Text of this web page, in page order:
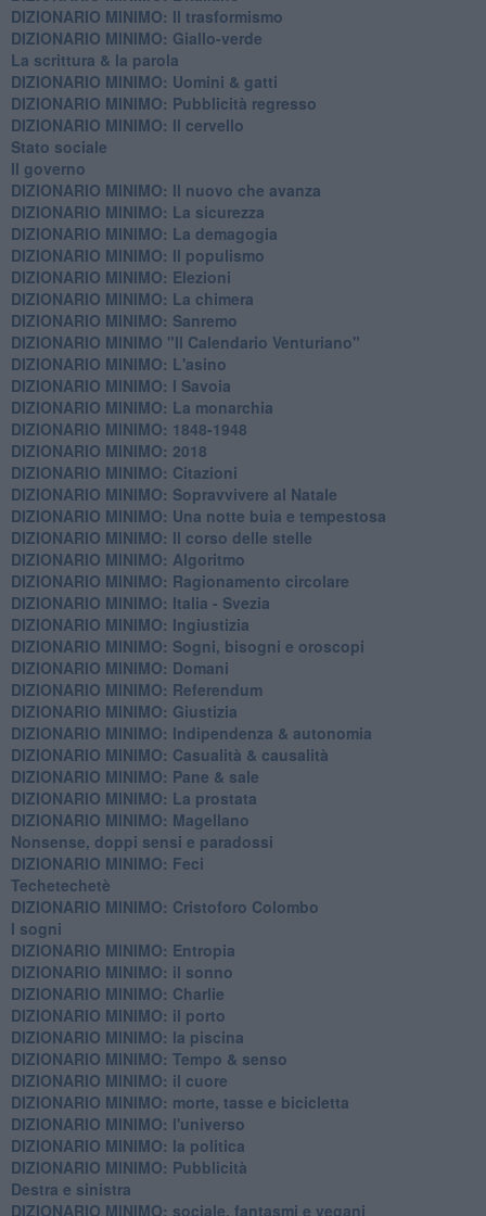
DIZIONARIO MINIMO: Il trasformismo
DIZIONARIO MINIMO: Giallo-verde
La scrittura & la parola
​DIZIONARIO MINIMO: Uomini & gatti
DIZIONARIO MINIMO: ​Pubblicità regresso
DIZIONARIO MINIMO: Il cervello
Stato sociale
Il governo
DIZIONARIO MINIMO: Il nuovo che avanza
DIZIONARIO MINIMO: La sicurezza
DIZIONARIO MINIMO: La demagogia
DIZIONARIO MINIMO: Il populismo
DIZIONARIO MINIMO: Elezioni
DIZIONARIO MINIMO: La chimera
DIZIONARIO MINIMO: Sanremo
DIZIONARIO MINIMO "Il Calendario Venturiano"
DIZIONARIO MINIMO: L'asino
DIZIONARIO MINIMO: I Savoia
DIZIONARIO MINIMO: La monarchia
DIZIONARIO MINIMO: 1848-1948
DIZIONARIO MINIMO: 2018
DIZIONARIO MINIMO: Citazioni
DIZIONARIO MINIMO: ​Sopravvivere al Natale
DIZIONARIO MINIMO: ​Una notte buia e tempestosa
DIZIONARIO MINIMO: Il corso delle stelle
DIZIONARIO MINIMO: Algoritmo
DIZIONARIO MINIMO: Ragionamento circolare
DIZIONARIO MINIMO: Italia - Svezia
DIZIONARIO MINIMO: ​Ingiustizia
DIZIONARIO MINIMO: ​Sogni, bisogni e oroscopi
DIZIONARIO MINIMO: Domani
DIZIONARIO MINIMO: Referendum
DIZIONARIO MINIMO: Giustizia
DIZIONARIO MINIMO: ​Indipendenza & autonomia
DIZIONARIO MINIMO: ​Casualità & causalità
​DIZIONARIO MINIMO: Pane & sale
DIZIONARIO MINIMO: La prostata
​DIZIONARIO MINIMO: Magellano
Nonsense, doppi sensi e paradossi
DIZIONARIO MINIMO: Feci
Techetechetè
DIZIONARIO MINIMO: Cristoforo Colombo
I sogni
DIZIONARIO MINIMO: Entropia
DIZIONARIO MINIMO: il sonno
DIZIONARIO MINIMO: Charlie
DIZIONARIO MINIMO: il porto
DIZIONARIO MINIMO: la piscina
DIZIONARIO MINIMO: Tempo & senso
DIZIONARIO MINIMO: il cuore
DIZIONARIO MINIMO: morte, tasse e bicicletta
DIZIONARIO MINIMO: l'universo
DIZIONARIO MINIMO: la politica
DIZIONARIO MINIMO: Pubblicità
Destra e sinistra
DIZIONARIO MINIMO: sociale, fantasmi e vegani